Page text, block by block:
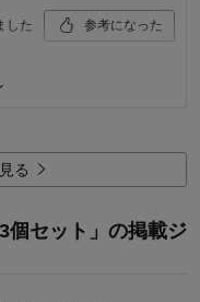
した 参考になった
る
個セット」の掲載ジ